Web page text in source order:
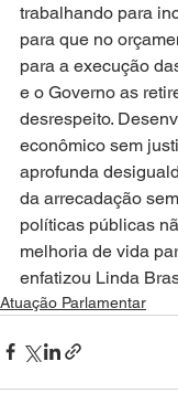
trabalhando para
para que no
para a execução
e o Governo as
desrespeito.
econômico sem
aprofunda
da arrecadação
políticas públicas
melhoria de vida
enfatizou Linda
Atuação Parlamentar